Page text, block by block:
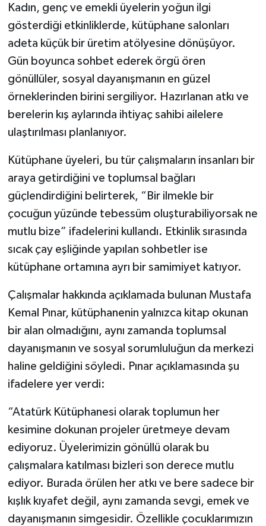
Kadın, genç ve emekli üyelerin yoğun ilgi
gösterdiği etkinliklerde, kütüphane salonları
adeta küçük bir üretim atölyesine dönüşüyor.
Gün boyunca sohbet ederek örgü ören
gönüllüler, sosyal dayanışmanın en güzel
örneklerinden birini sergiliyor. Hazırlanan atkı ve
berelerin kış aylarında ihtiyaç sahibi ailelere
ulaştırılması planlanıyor.
Kütüphane üyeleri, bu tür çalışmaların insanları bir
araya getirdiğini ve toplumsal bağları
güçlendirdiğini belirterek, “Bir ilmekle bir
çocuğun yüzünde tebessüm oluşturabiliyorsak ne
mutlu bize” ifadelerini kullandı. Etkinlik sırasında
sıcak çay eşliğinde yapılan sohbetler ise
kütüphane ortamına ayrı bir samimiyet katıyor.
Çalışmalar hakkında açıklamada bulunan Mustafa
Kemal Pınar, kütüphanenin yalnızca kitap okunan
bir alan olmadığını, aynı zamanda toplumsal
dayanışmanın ve sosyal sorumluluğun da merkezi
haline geldiğini söyledi. Pınar açıklamasında şu
ifadelere yer verdi:
“Atatürk Kütüphanesi olarak toplumun her
kesimine dokunan projeler üretmeye devam
ediyoruz. Üyelerimizin gönüllü olarak bu
çalışmalara katılması bizleri son derece mutlu
ediyor. Burada örülen her atkı ve bere sadece bir
kışlık kıyafet değil, aynı zamanda sevgi, emek ve
dayanışmanın simgesidir. Özellikle çocuklarımızın